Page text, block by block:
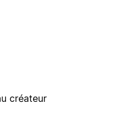
créateur